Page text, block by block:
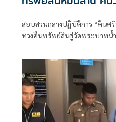
สอบสวนกลางปฏิบัติการ “คืนศรั
ทวงคืนทรัพย์สินสู่วัดพระบาทน้